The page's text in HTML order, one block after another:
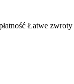
Łatwe zwroty